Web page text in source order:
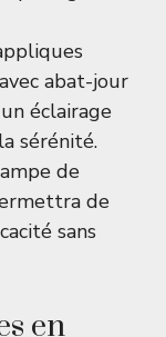
abat-jour
éclairage
sérénité.
de
de
sans
en